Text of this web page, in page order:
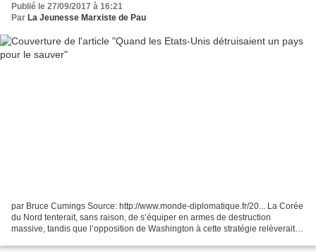
Publié le 27/09/2017 à 16:21
Par La Jeunesse Marxiste de Pau
par Bruce Cumings Source: http://www.monde-diplomatique.fr/20... La Corée
du Nord tenterait, sans raison, de s’équiper en armes de destruction
massive, tandis que l’opposition de Washington à cette stratégie relèverait